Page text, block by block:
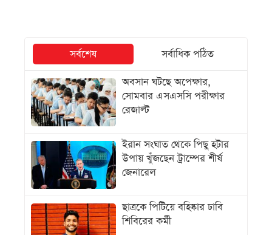
সর্বশেষ
সর্বাধিক পঠিত
অবসান ঘটছে অপেক্ষার,
সোমবার এসএসসি পরীক্ষার
রেজাল্ট
ইরান সংঘাত থেকে পিছু হটার
উপায় খুঁজছেন ট্রাম্পের শীর্ষ
জেনারেল
ছাত্রকে পিটিয়ে বহিষ্কার ঢাবি
শিবিরের কর্মী